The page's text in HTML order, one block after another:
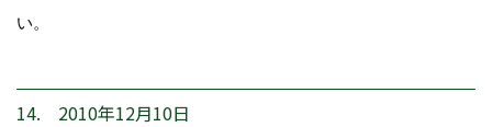
い。
14. 2010年12月10日